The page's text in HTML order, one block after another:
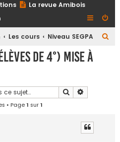
La revue Amibois
Les cours Niveau SEGPA
de 4°) Mise à
Rechercher
• Page1 sur1